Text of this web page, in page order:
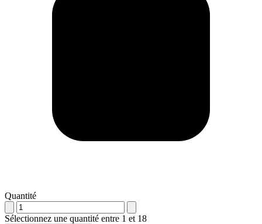
Quantité
Sélectionnez une quantité entre 1 et 18